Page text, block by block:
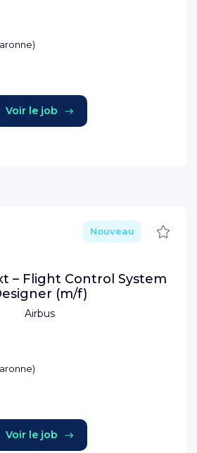
)
Voir le job
Airbus
Nouveau
– Flight Control System
(m/f)
)
Voir le job